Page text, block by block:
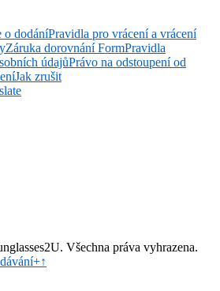
o dodáníPravidla pro vrácení a vrácení
Záruka dorovnání FormPravidla
údajůPrávo na odstoupení od
Jak zrušit
Všechna práva vyhrazena.
+↑